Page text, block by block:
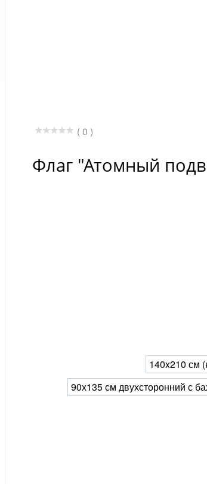
( 0 )
Флаг "Атомный
140x210 см
90х135 см двухсторонний с